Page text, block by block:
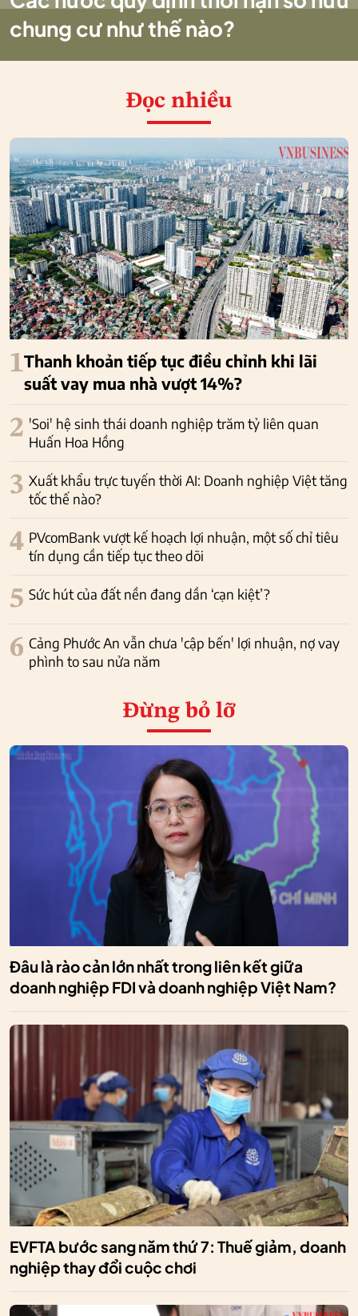
chung cư như thế nào?
Đọc nhiều
1Thanh khoản tiếp tục điều chỉnh khi lãi
suất vay mua nhà vượt 14%?
2 'Soi' hệ sinh thái doanh nghiệp trăm tỷ liên quan
Huấn Hoa Hồng
3 Xuất khẩu trực tuyến thời AI: Doanh nghiệp Việt tăng
tốc thế nào?
4 PVcomBank vượt kế hoạch lợi nhuận, một số chỉ tiêu
tín dụng cần tiếp tục theo dõi
5 Sức hút của đất nền đang dần ‘cạn kiệt’?
6 Cảng Phước An vẫn chưa 'cập bến' lợi nhuận, nợ vay
phình to sau nửa năm
Đừng bỏ lỡ
Đâu là rào cản lớn nhất trong liên kết giữa
doanh nghiệp FDI và doanh nghiệp Việt Nam?
EVFTA bước sang năm thứ 7: Thuế giảm, doanh
nghiệp thay đổi cuộc chơi